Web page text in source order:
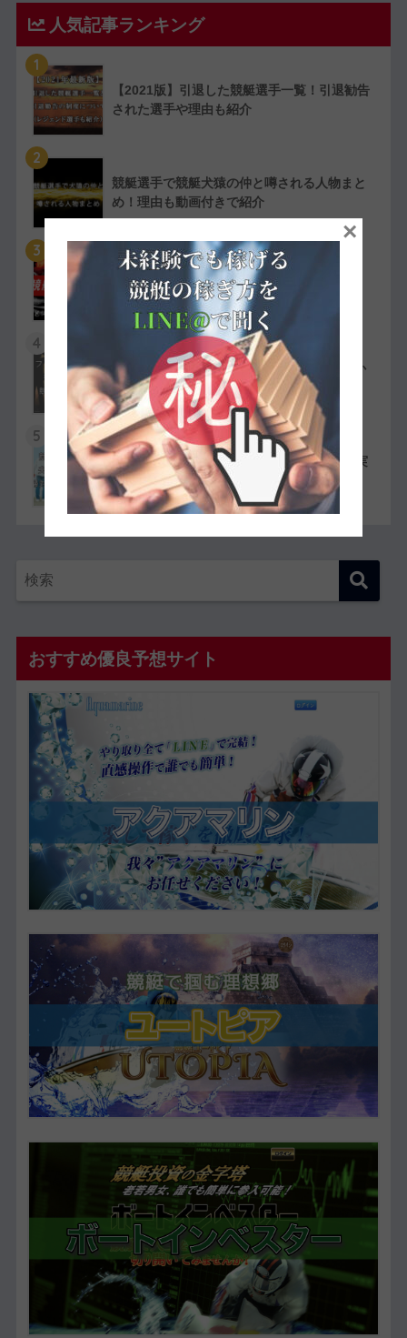
人気記事ランキング
1
【2021版】引退した競艇選手一覧！引退勧告
された選手や理由も紹介
2
競艇選手で競艇犬猿の仲と噂される人物まと
め！理由も動画付きで紹介
3
【実費で検証】競艇LINERの予想は凄かっ
た！特徴や評判・口コミを紹介
4
競艇選手の嫌われ者まとめ！ファン・選手か
ら嫌われている人物を紹介
5
競艇選手同士の夫婦11組一覧【夫婦対決が実
現したレースも紹介】
おすすめ優良予想サイト
×